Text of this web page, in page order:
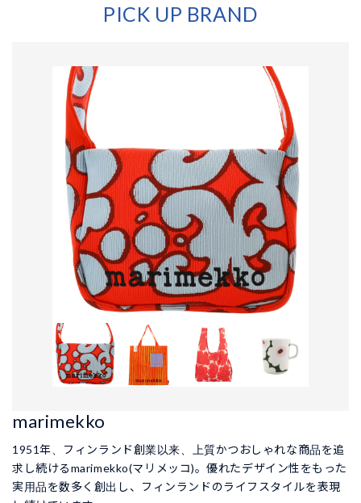
PICK UP BRAND
marimekko
1951年、フィンランド創業以来、上質かつおしゃれな商品を追
求し続けるmarimekko(マリメッコ)。優れたデザイン性をもった
実用品を数多く創出し、フィンランドのライフスタイルを表現